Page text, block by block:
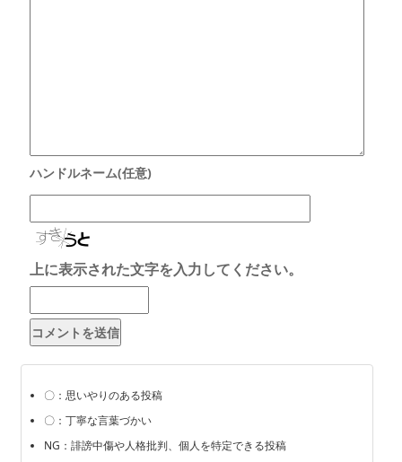
上に表示された文字を入力してください。
〇：思いやりのある投稿
〇：丁寧な言葉づかい
NG：誹謗中傷や人格批判、個人を特定できる投稿